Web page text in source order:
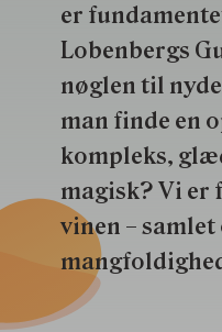
er
Lobenbergs
nøglen til
man finde en
kompleks,
magisk? Vi er
vinen –